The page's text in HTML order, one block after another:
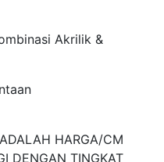
Akrilik &
HARGA/CM
DENGAN TINGKAT